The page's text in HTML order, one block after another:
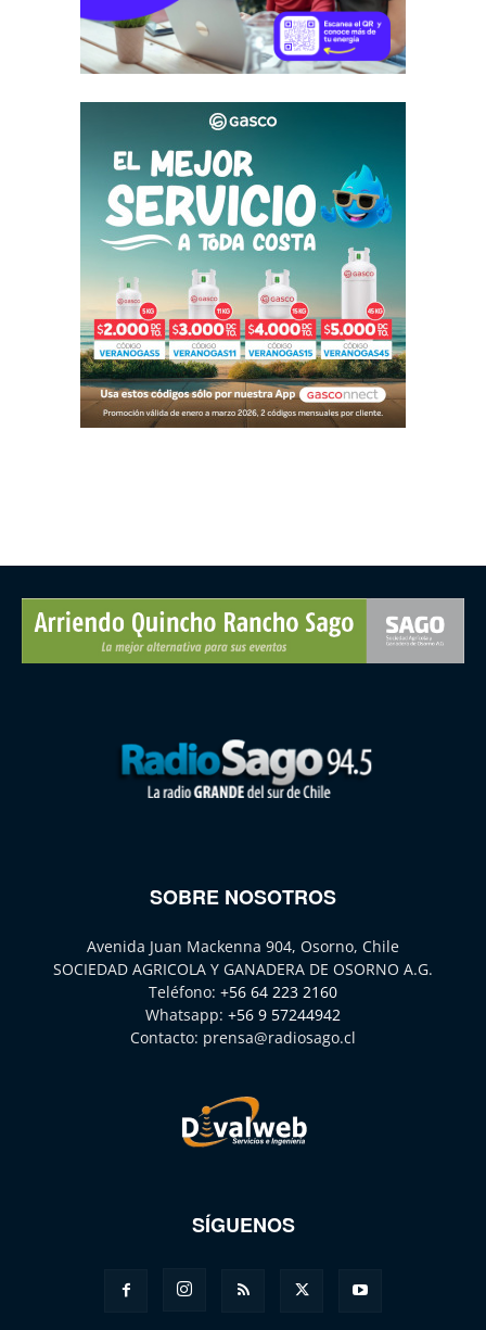
SOBRE NOSOTROS
Avenida Juan Mackenna 904, Osorno, Chile
SOCIEDAD AGRICOLA Y GANADERA DE OSORNO A.G.
Teléfono: +56 64 223 2160
Whatsapp: +56 9 57244942
Contacto: prensa@radiosago.cl
SÍGUENOS